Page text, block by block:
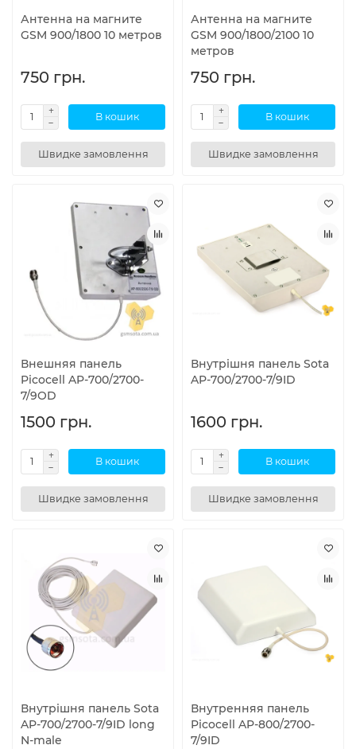
Антенна на магните
GSM 900/1800 10 метров
750 грн.
В кошик
Швидке замовлення
Антенна на магните
GSM 900/1800/2100 10
метров
750 грн.
В кошик
Швидке замовлення
Внешняя панель
Picocell AP-700/2700-
7/9OD
1500 грн.
В кошик
Швидке замовлення
Внутрішня панель Sota
AP-700/2700-7/9ID
1600 грн.
В кошик
Швидке замовлення
Внутрішня панель Sota
AP-700/2700-7/9ID long
N-male
Внутренняя панель
Picocell AP-800/2700-
7/9ID